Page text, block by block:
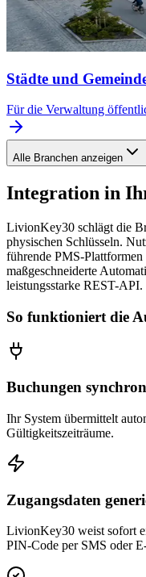
Städte und
Für die Verwaltung
Alle Branchen anzeigen
Integration in
LivionKey30 schlägt die
physischen Schlüsseln.
führende PMS-
maßgeschneiderte
leistungsstarke REST-API.
So funktioniert die
Buchungen
Ihr System übermittelt
Gültigkeitszeiträume.
Zugangsdaten
LivionKey30 weist sofort
PIN-Code per SMS oder